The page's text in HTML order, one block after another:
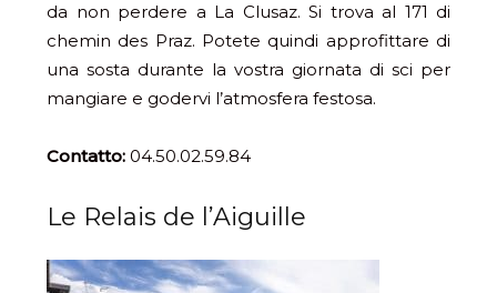
da non perdere a La Clusaz. Si trova al 171 di
chemin des Praz. Potete quindi approfittare di
una sosta durante la vostra giornata di sci per
mangiare e godervi l’atmosfera festosa.
Contatto: 04.50.02.59.84
Le Relais de l’Aiguille